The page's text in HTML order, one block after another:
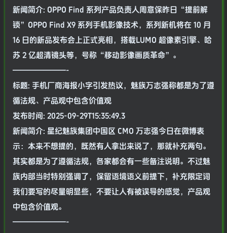
新闻简介: OPPO Find 系列产品负责人周意保昨日“提前解
锁”OPPO Find X9 系列手机影像技术，系列新机将在 10 月
16 日的新品发布会上正式亮相，搭载LUMO 超像素引擎、哈
苏 2 亿超清镜头等，号称“移动影像画质革命”。
———————-
标题: 手机厂商海报小字引发热议，魅族万志强称都是为了遵
循法规、产品观中包含价值观
发布时间: 2025-09-29T15:35:49.3
新闻简介: 星纪魅族集团中国区 CMO 万志强今日在微博表
示：本来不想提的，既然有人拿出来说了，那就补充两句。
其实都是为了遵循法规，各家都会有一些备注说明。不过魅
族内部当时特别强调了，保留语境语义前提下，补充限定词
我们要写的尽量明显些，不要让人有被误导的感觉，产品观
中包含价值观。
———————-